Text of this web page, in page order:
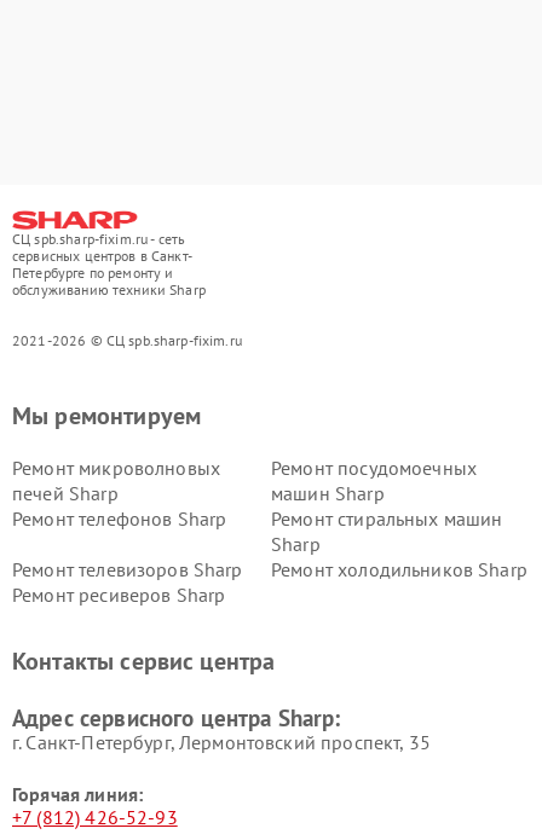
СЦ spb.sharp-fixim.ru - сеть
сервисных центров в Санкт-
Петербурге по ремонту и
обслуживанию техники Sharp
2021-2026 © СЦ spb.sharp-fixim.ru
Мы ремонтируем
Ремонт микроволновых
печей Sharp
Ремонт посудомоечных
машин Sharp
Ремонт телефонов Sharp
Ремонт стиральных машин
Sharp
Ремонт телевизоров Sharp
Ремонт холодильников Sharp
Ремонт ресиверов Sharp
Контакты сервис центра
Адрес сервисного центра Sharp:
г. Санкт-Петербург, Лермонтовский проспект, 35
Горячая линия:
+7 (812) 426-52-93